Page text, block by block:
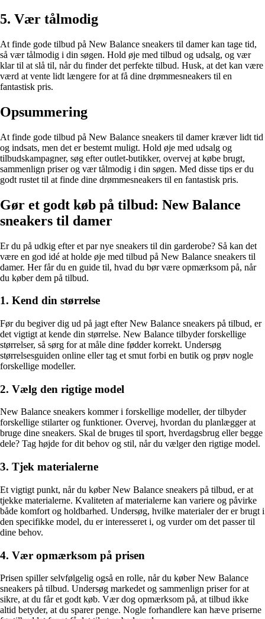
5. Vær tålmodig
At finde gode tilbud på New Balance sneakers til damer kan tage tid,
så vær tålmodig i din søgen. Hold øje med tilbud og udsalg, og vær
klar til at slå til, når du finder det perfekte tilbud. Husk, at det kan være
værd at vente lidt længere for at få dine drømmesneakers til en
fantastisk pris.
Opsummering
At finde gode tilbud på New Balance sneakers til damer kræver lidt tid
og indsats, men det er bestemt muligt. Hold øje med udsalg og
tilbudskampagner, søg efter outlet-butikker, overvej at købe brugt,
sammenlign priser og vær tålmodig i din søgen. Med disse tips er du
godt rustet til at finde dine drømmesneakers til en fantastisk pris.
Gør et godt køb på tilbud: New Balance
sneakers til damer
Er du på udkig efter et par nye sneakers til din garderobe? Så kan det
være en god idé at holde øje med tilbud på New Balance sneakers til
damer. Her får du en guide til, hvad du bør være opmærksom på, når
du køber dem på tilbud.
1. Kend din størrelse
Før du begiver dig ud på jagt efter New Balance sneakers på tilbud, er
det vigtigt at kende din størrelse. New Balance tilbyder forskellige
størrelser, så sørg for at måle dine fødder korrekt. Undersøg
størrelsesguiden online eller tag et smut forbi en butik og prøv nogle
forskellige modeller.
2. Vælg den rigtige model
New Balance sneakers kommer i forskellige modeller, der tilbyder
forskellige stilarter og funktioner. Overvej, hvordan du planlægger at
bruge dine sneakers. Skal de bruges til sport, hverdagsbrug eller begge
dele? Tag højde for dit behov og stil, når du vælger den rigtige model.
3. Tjek materialerne
Et vigtigt punkt, når du køber New Balance sneakers på tilbud, er at
tjekke materialerne. Kvaliteten af materialerne kan variere og påvirke
både komfort og holdbarhed. Undersøg, hvilke materialer der er brugt i
den specifikke model, du er interesseret i, og vurder om det passer til
dine behov.
4. Vær opmærksom på prisen
Prisen spiller selvfølgelig også en rolle, når du køber New Balance
sneakers på tilbud. Undersøg markedet og sammenlign priser for at
sikre, at du får et godt køb. Vær dog opmærksom på, at tilbud ikke
altid betyder, at du sparer penge. Nogle forhandlere kan hæve priserne